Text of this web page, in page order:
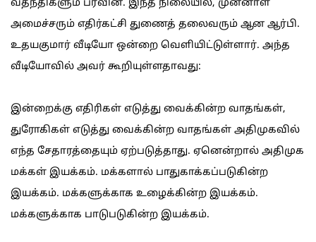
வதந்திகளும் பரவின. இந்த நிலையில், முன்னாள்
அமைச்சரும் எதிர்கட்சி துணைத் தலைவரும் ஆன ஆர்பி.
உதயகுமார் வீடியோ ஒன்றை வெளியிட்டுள்ளார். அந்த
வீடியோவில் அவர் கூறியுள்ளதாவது:
இன்றைக்கு எதிரிகள் எடுத்து வைக்கின்ற வாதங்கள்,
துரோகிகள் எடுத்து வைக்கின்ற வாதங்கள் அதிமுகவில்
எந்த சேதாரத்தையும் ஏற்படுத்தாது. ஏனென்றால் அதிமுக
மக்கள் இயக்கம். மக்களால் பாதுகாக்கப்படுகின்ற
இயக்கம். மக்களுக்காக உழைக்கின்ற இயக்கம்.
மக்களுக்காக பாடுபடுகின்ற இயக்கம்.